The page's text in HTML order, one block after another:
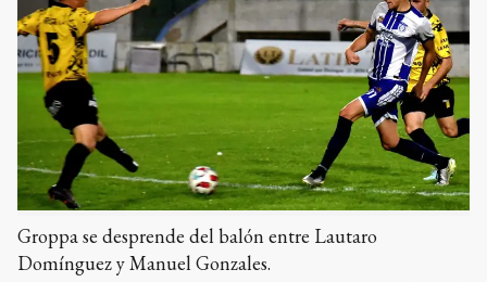
Groppa se desprende del balón entre Lautaro
Domínguez y Manuel Gonzales.